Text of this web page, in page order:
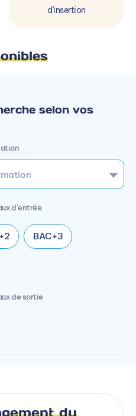
d'insertion
selon vos
d’entrée
BAC+3
de sortie
du